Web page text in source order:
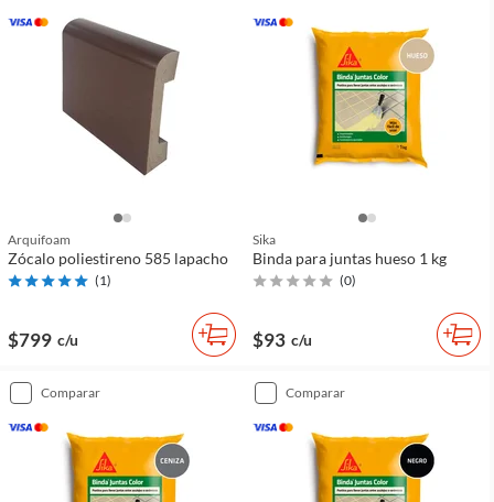
Arquifoam
Zócalo poliestireno 585 lapacho
(1)
$799 c/u
Sika
Binda para juntas hueso 1 kg
(0)
$93 c/u
comparar comparar